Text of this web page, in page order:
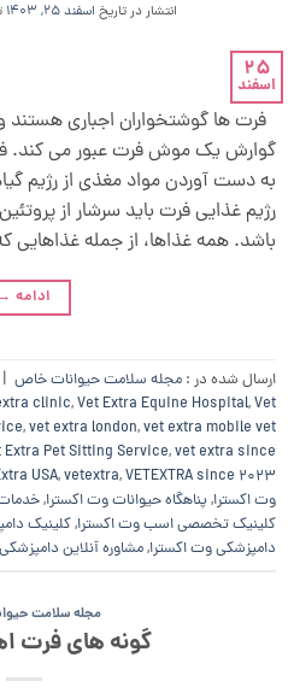
انتشار در تاریخ اسفند 25, 1403
25
اسفند
فرت ها گوشتخواران اجباری هستند
گوارش یک موش فرت عبور می کند.
به دست آوردن مواد مغذی از رژیم
رژیم غذایی فرت باید سرشار از
باشد. همه غذاها، از جمله غذاهایی
ادامه →
ارسال شده در : مجله سلامت حیوانات خاص |
clinic,Vet Extra Equine Hospital,Vet
,vet extra london,vet extra mobile vet
Extra Pet Sitting Service,vet extra since
USA,vetextra,VETEXTRA since 2023
وت اکسترا,پناهگاه حیوانات وت اکسترا,
کلینیک تخصصی اسب وت اکسترا,کلینیک
دامپزشکی وت اکسترا,مشاوره آنلاین دامپزشکی
مجله سلامت
گونه های فرت